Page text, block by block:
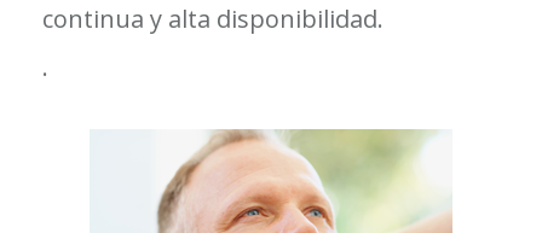
continua y alta disponibilidad.
.